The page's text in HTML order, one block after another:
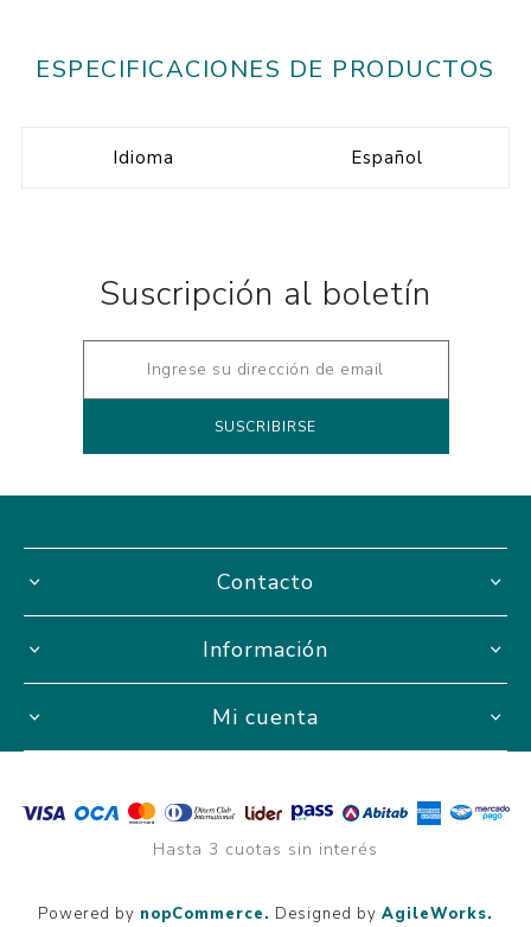
ESPECIFICACIONES DE PRODUCTOS
Idioma Español
Suscripción al boletín
Contacto
Información
Mi cuenta
Hasta 3 cuotas sin interés
Powered by nopCommerce. Designed by AgileWorks.